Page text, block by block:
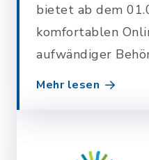
bietet ab dem
komfortablen
aufwändiger
Mehr lesen